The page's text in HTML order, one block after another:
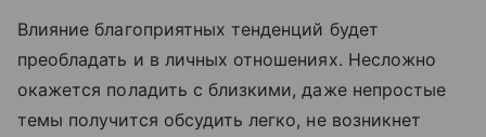
Влияние благоприятных тенденций будет
преобладать и в личных отношениях. Несложно
окажется поладить с близкими, даже непростые
темы получится обсудить легко, не возникнет